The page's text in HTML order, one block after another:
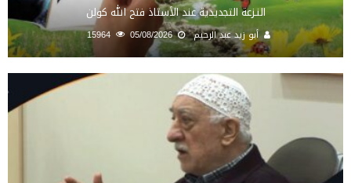
النـزعة التجديدية عند الأستاذ فتح الله كولن
أبو زيد عبد الرحيم 05/08/2026
15964